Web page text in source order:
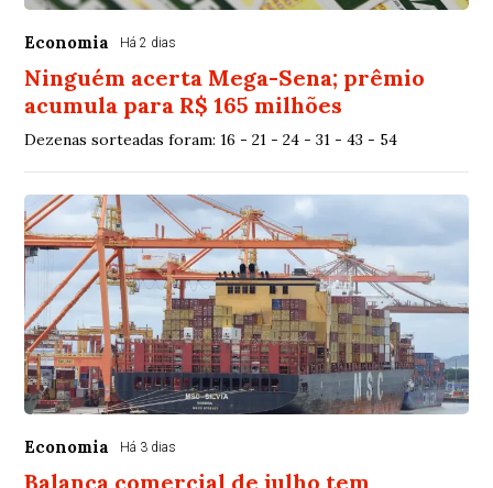
Economia Há 2 dias
Ninguém acerta Mega-Sena; prêmio
acumula para R$ 165 milhões
Dezenas sorteadas foram: 16 - 21 - 24 - 31 - 43 - 54
Economia Há 3 dias
Balança comercial de julho tem